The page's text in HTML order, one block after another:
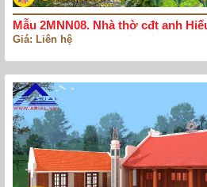
Mẫu 2MNN08. Nhà thờ cđt anh
Giá: Liên hệ